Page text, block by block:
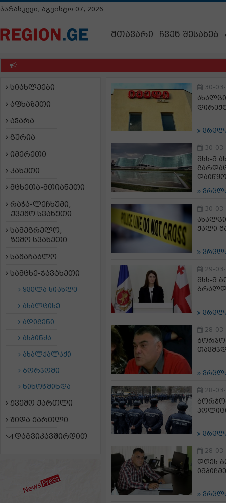
პარასკევი, აგვისტო 07, 2026
მთავარი ჩვენ შესახებ
სიახლეები
აფხაზეთი
აჭარა
გურია
იმერეთი
კახეთი
მცხეთა-მთიანეთი
რაჭა-ლეჩხუმი,
ქვემო სვანეთი
სამეგრელო,
ზემო სვანეთი
სამაჩაბლო
სამცხე-ჯავახეთი
ყველა სიახლე
ახალციხე
ადიგენი
ასპინძა
ახალქალაქი
ბორჯომი
ნინოწმინდა
ქვემო ქართლი
შიდა ქართლი
დაგვიკავშირდით
30-
30-
შსს-მ
30-
ქალი
29-
შსს-მ
28-
28-
28-
დღეს